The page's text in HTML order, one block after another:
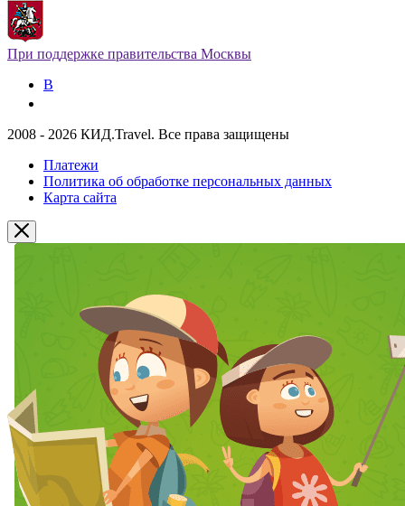
При поддержке правительства Москвы
В
2008 - 2026 КИД.Travel. Все права защищены
Платежи
Политика об обработке персональных данных
Карта сайта